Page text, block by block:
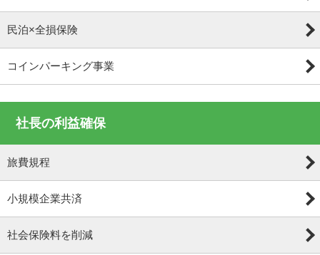
民泊×全損保険
コインパーキング事業
社長の利益確保
旅費規程
小規模企業共済
社会保険料を削減